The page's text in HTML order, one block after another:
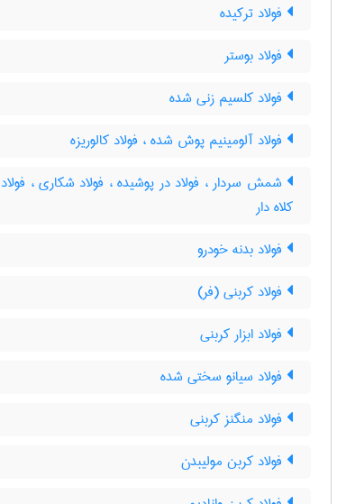
فولاد ترکیده
فولاد بوستر
فولاد کلسیم زنی شده
فولاد آلومینیم پوش شده ، فولاد کالوریزه
شمش سردار ، فولاد در پوشیده ، فولاد شکاری ، فولاد
کلاه دار
فولاد بدنه خودرو
فولاد کربنی (فر)
فولاد ابزار کربنی
فولاد سیانو سختی شده
فولاد منگنز کربنی
فولاد کربن مولیبدن